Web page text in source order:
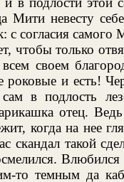
Мити невесту
с согласия
чтобы только
своем
и есть!
в подлость
отец.
когда на нее
скандал такой
то темным да